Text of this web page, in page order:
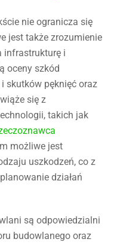
nie ogranicza się
jest także zrozumienie
infrastrukturę i
oceny szkód
skutków pęknięć oraz
się z
takich jak
możliwe jest
uszkodzeń, co z
działań
są odpowiedzialni
budowlanego oraz